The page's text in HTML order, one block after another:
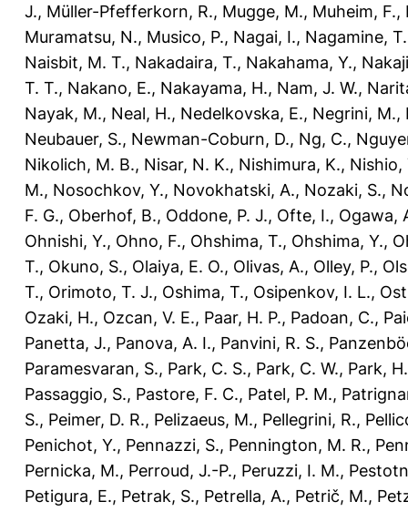
J., Müller-Pfefferkorn, R., Mugge, M., Muheim, F.,
Muramatsu, N., Musico, P., Nagai, I., Nagamine, T.
Naisbit, M. T., Nakadaira, T., Nakahama, Y.,
T. T., Nakano, E., Nakayama, H., Nam, J. W.,
Nayak, M., Neal, H., Nedelkovska, E., Negrini, M.,
Neubauer, S., Newman-Coburn, D., Ng, C.,
Nikolich, M. B., Nisar, N. K., Nishimura, K., Nishio,
M., Nosochkov, Y., Novokhatski, A., Nozaki, S.,
F. G., Oberhof, B., Oddone, P. J., Ofte, I., Ogawa,
Ohnishi, Y., Ohno, F., Ohshima, T., Ohshima, Y.,
T., Okuno, S., Olaiya, E. O., Olivas, A., Olley, P.,
T., Orimoto, T. J., Oshima, T., Osipenkov, I. L.,
Ozaki, H., Ozcan, V. E., Paar, H. P., Padoan, C.,
Panetta, J., Panova, A. I., Panvini, R. S.,
Paramesvaran, S., Park, C. S., Park, C. W., Park, H.
Passaggio, S., Pastore, F. C., Patel, P. M.,
S., Peimer, D. R., Pelizaeus, M., Pellegrini, R.,
Penichot, Y., Pennazzi, S., Pennington, M. R.,
Pernicka, M., Perroud, J.-P., Peruzzi, I. M.,
Petigura, E., Petrak, S., Petrella, A., Petrič, M.,